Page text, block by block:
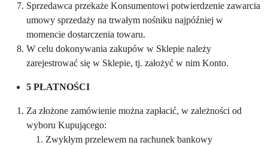
Sprzedawca przekaże Konsumentowi potwierdzenie zawarcia
umowy sprzedaży na trwałym nośniku najpóźniej w
momencie dostarczenia towaru.
W celu dokonywania zakupów w Sklepie należy
zarejestrować się w Sklepie, tj. założyć w nim Konto.
5 PŁATNOŚCI
Za złożone zamówienie można zapłacić, w zależności od
wyboru Kupującego:
Zwykłym przelewem na rachunek bankowy